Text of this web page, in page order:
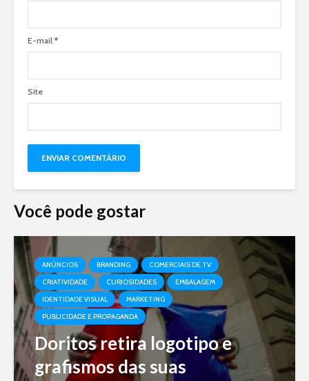
E-mail *
Site
Você pode gostar
ANÚNCIOS BRANDING
COMERCIAIS DE TV
CRIATIVIDADE
CURIOSIDADES
EMBALAGEM
IDENTIDADE VISUAL
MARKETING
PUBLICIDADE E PROPAGANDA
Doritos retira logotipo e
grafismos das suas